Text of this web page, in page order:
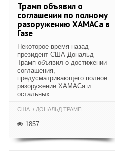
Трамп объявил о
соглашении по полному
разоружению ХАМАСа в
Газе
Некоторое время назад
президент США Дональд
Трамп объявил о достижении
соглашения,
предусматривающего полное
разоружение ХАМАСа и
остальных...
США ДОНАЛЬД ТРАМП
1857